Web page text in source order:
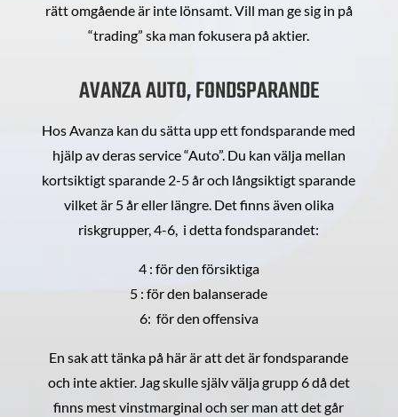
rätt omgående är inte lönsamt. Vill man ge sig in på
“trading” ska man fokusera på aktier.
AVANZA AUTO, FONDSPARANDE
Hos Avanza kan du sätta upp ett fondsparande med
hjälp av deras service “Auto”. Du kan välja mellan
kortsiktigt sparande 2-5 år och långsiktigt sparande
vilket är 5 år eller längre. Det finns även olika
riskgrupper, 4-6, i detta fondsparandet:
4 : för den försiktiga
5 : för den balanserade
6: för den offensiva
En sak att tänka på här är att det är fondsparande
och inte aktier. Jag skulle själv välja grupp 6 då det
finns mest vinstmarginal och ser man att det går